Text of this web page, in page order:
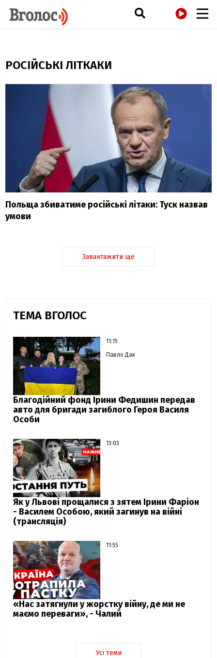
РОСІЙСЬКІ ЛІТКАКИ
Польща збиватиме російські літаки: Туск назвав
умови
Завантажити ще
ТЕМА ВГОЛОС
11:15
Павло Дак
Благодійний фонд Ірини Федишин передав
авто для бригади загиблого Героя Василя
Особи
13:03
Як у Львові прощалися з зятем Ірини Фаріон
- Василем Особою, який загинув на війні
(трансляція)
11:55
«Нас затягнули у жорстку війну, де ми не
маємо переваги», - Чалий
Усі теми